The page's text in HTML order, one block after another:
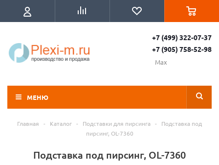
+7 (499) 322-07-37
+7 (905) 758-52-98
Max
МЕНЮ
Главная - Каталог - Подставки для пирсинга -
Подставка под
пирсинг, OL-7360
Подставка под пирсинг, OL-7360